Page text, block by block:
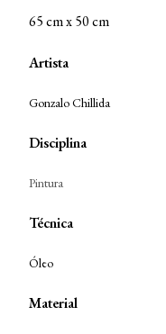
65 cm x 50 cm
Artista
Gonzalo Chillida
Disciplina
Pintura
Técnica
Óleo
Material